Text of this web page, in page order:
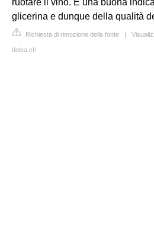
ruotare il vino. È una buona
glicerina e dunque della qualità
Richiesta di rimozione della fonte |
delea.ch